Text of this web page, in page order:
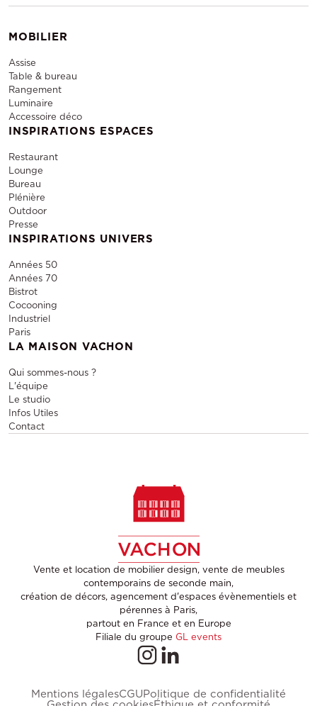
MOBILIER
Assise
Table & bureau
Rangement
Luminaire
Accessoire déco
INSPIRATIONS ESPACES
Restaurant
Lounge
Bureau
Plénière
Outdoor
Presse
INSPIRATIONS UNIVERS
Années 50
Années 70
Bistrot
Cocooning
Industriel
Paris
LA MAISON VACHON
Qui sommes-nous ?
L'équipe
Le studio
Infos Utiles
Contact
Vente et location de mobilier design, vente de meubles
contemporains de seconde main,
création de décors, agencement d'espaces évènementiels et
pérennes à Paris,
partout en France et en Europe
Filiale du groupe GL events
Mentions légalesCGUPolitique de confidentialité